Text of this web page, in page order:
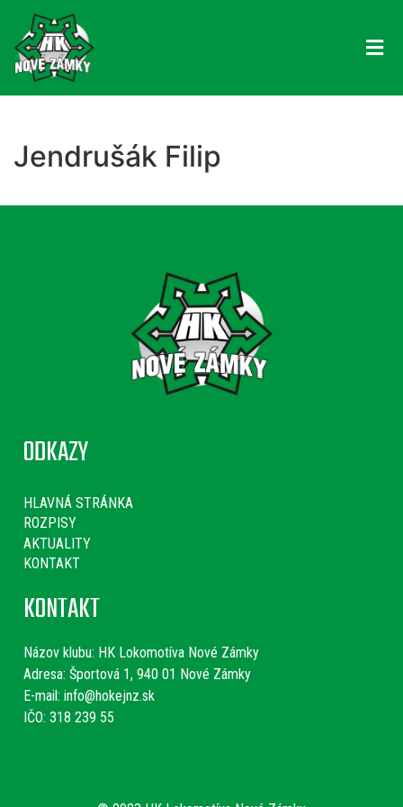
Jendrušák Filip
ODKAZY
HLAVNÁ STRÁNKA
ROZPISY
AKTUALITY
KONTAKT
KONTAKT
Názov klubu: HK Lokomotíva Nové Zámky
Adresa: Športová 1, 940 01 Nové Zámky
E-mail: info@hokejnz.sk
IČO: 318 239 55